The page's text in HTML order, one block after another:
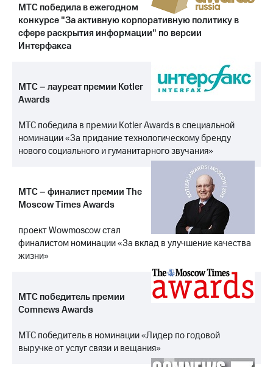
Документы
ПАО
"МТС"
Собрания
акционера
Контроль
и
аудит
Описание
Программа
Порядок
выкупа
Описание
Уведомление
о
МТС победила в ежегодном
конкурсе "За активную корпоративную политику в
сфере раскрытия информации" по версии
Интерфакса
МТС – лауреат премии Kotler
Awards
МТС победила в премии Kotler Awards в специальной
номинации «За придание технологическому бренду
нового социального и гуманитарного звучания»
МТС – финалист премии The
Moscow Times Awards
проект Wowmoscow стал
финалистом номинации «За вклад в улучшение качества
жизни»
МТС победитель премии
Comnews Awards
МТС победитель в номинации «Лидер по годовой
выручке от услуг связи и вещания»